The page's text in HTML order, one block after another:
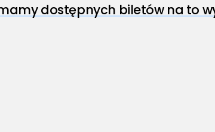
dostępnych biletów na to